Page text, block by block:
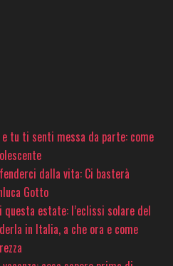
tu ti senti messa da parte: come
dalla vita: Ci basterà
Gotto
estate: l’eclissi solare del
in Italia, a che ora e come